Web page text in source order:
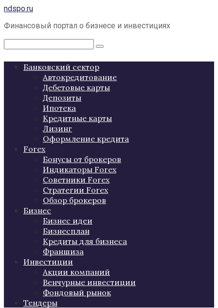
Перейти
контенту
ndspo.ru
Финансовый портал о бизнесе и инвестициях
Поиск:
Банковский сектор
Автокредитование
Дебетовые карты
Депозиты
Ипотека
Кредитные карты
Лизинг
Оформление кредита
Forex
Бонусы от брокеров
Индикаторы Forex
Советники Forex
Стратегии Forex
Обзор брокеров
Бизнес
Бизнес идеи
Бизнесплан
Кредиты для бизнеса
Франшиза
Инвестиции
Акции компаний
Венчурные инвестиции
Фондовый рынок
Тендеры